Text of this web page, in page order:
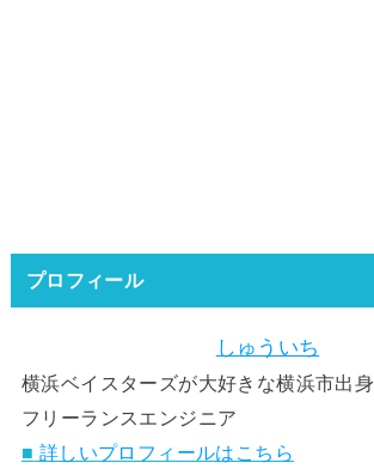
プロフィール
しゅういち
横浜ベイスターズが大好きな横浜市出身
フリーランスエンジニア
■ 詳しいプロフィールはこちら